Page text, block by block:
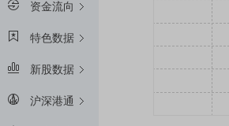
资金流向
特色数据
新股数据
沪深港通